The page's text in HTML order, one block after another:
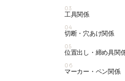
03
工具関係
04
切断・穴あけ関係
05
位置出し・締め具関
06
マーカー・ペン関係